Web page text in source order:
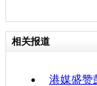
相关报道
港媒盛赞